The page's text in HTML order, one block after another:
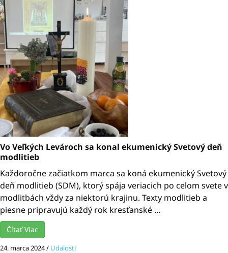
Vo Veľkých Levároch sa konal ekumenický Svetový deň
modlitieb
Každoročne začiatkom marca sa koná ekumenický Svetový
deň modlitieb (SDM), ktorý spája veriacich po celom svete v
modlitbách vždy za niektorú krajinu. Texty modlitieb a
piesne pripravujú každý rok kresťanské ...
Čítať Viac
24. marca 2024/ Udalosti